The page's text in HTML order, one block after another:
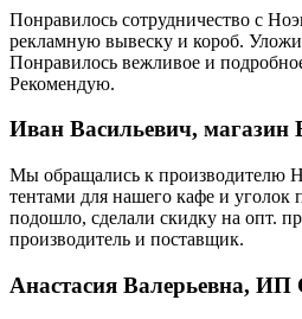
Понравилось сотрудничество с
рекламную вывеску и короб.
Понравилось вежливое и
Рекомендую.
Иван Васильевич, магазин
Мы обращались к производителю
тентами для нашего кафе и уголок
подошло, сделали скидку на опт.
производитель и поставщик.
Анастасия Валерьевна,